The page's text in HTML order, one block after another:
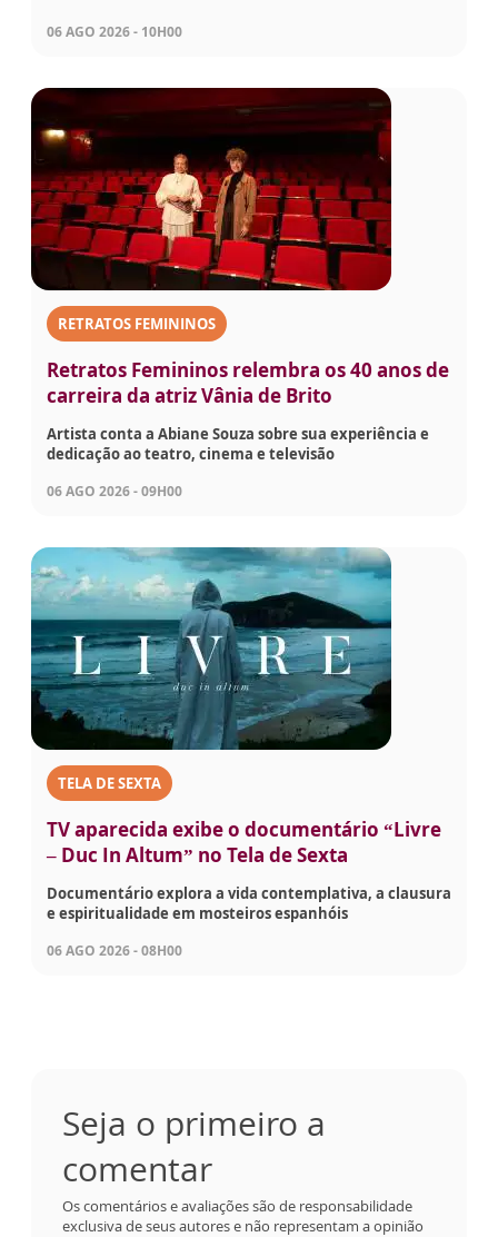
06 AGO 2026 - 10H00
RETRATOS FEMININOS
Retratos Femininos relembra os 40 anos de
carreira da atriz Vânia de Brito
Artista conta a Abiane Souza sobre sua experiência e
dedicação ao teatro, cinema e televisão
06 AGO 2026 - 09H00
TELA DE SEXTA
TV aparecida exibe o documentário “Livre
– Duc In Altum” no Tela de Sexta
Documentário explora a vida contemplativa, a clausura
e espiritualidade em mosteiros espanhóis
06 AGO 2026 - 08H00
Seja o primeiro a
comentar
Os comentários e avaliações são de responsabilidade
exclusiva de seus autores e não representam a opinião